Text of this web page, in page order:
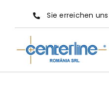
springen
Sie erreichen